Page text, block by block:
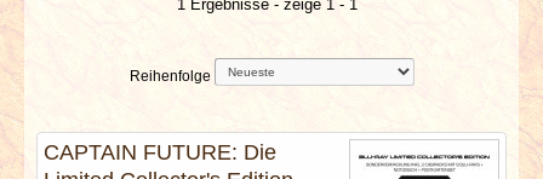
REDAKTION
1 Ergebnisse - zeige 1 - 1
Reihenfolge
CAPTAIN FUTURE: Die